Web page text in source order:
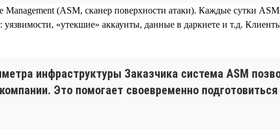
(ASM, сканер поверхности атаки). Каждые сутки
«утекшие» аккаунты, данные в даркнете и т.д.
инфраструктуры Заказчика система ASM
Это помогает своевременно